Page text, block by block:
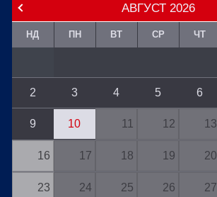
АВГУСТ 2026
НД ПН ВТ СР ЧТ
2 3 4 5 6
9 10 11 12 13
16 17 18 19 20
23 24 25 26 27